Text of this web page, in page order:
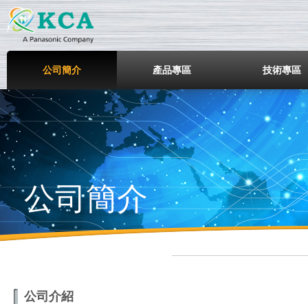
鎧鋒企業股份有限公司
公司簡介 產品專區 技術專區
公司簡介
公司介紹